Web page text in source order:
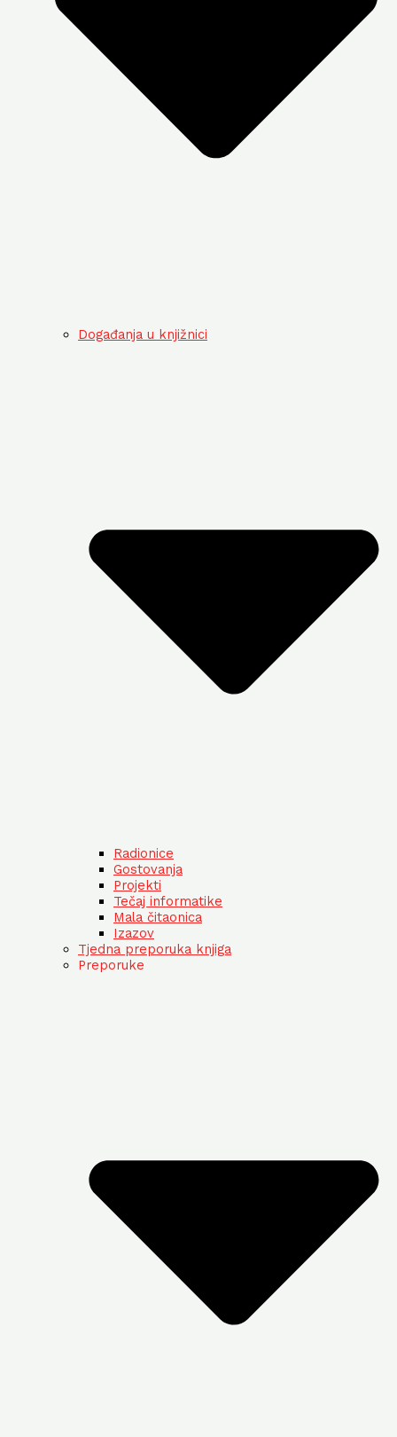
Događanja u knjižnici
Radionice
Gostovanja
Projekti
Tečaj informatike
Mala čitaonica
Izazov
Tjedna preporuka knjiga
Preporuke